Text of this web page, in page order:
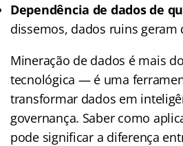
Dependência de dados de
dissemos, dados ruins geram
Mineração de dados é mais
tecnológica — é uma
transformar dados em
governança. Saber como
pode significar a diferença